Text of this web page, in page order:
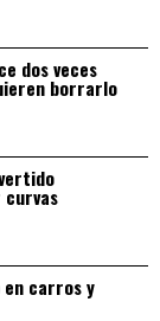
dos veces
borrarlo
en carros y